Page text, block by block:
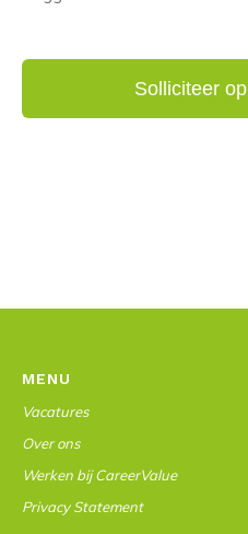
MENU
Vacatures
Over ons
Werken bij CareerValue
Privacy Statement